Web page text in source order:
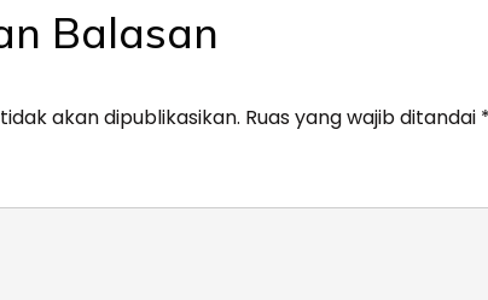
Balasan
akan dipublikasikan. Ruas yang wajib ditandai *